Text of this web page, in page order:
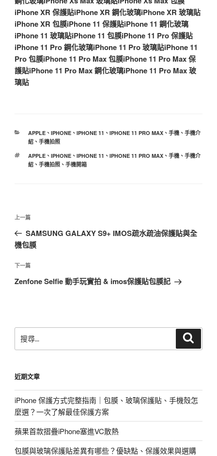
iPhone XR 保護貼iPhone XR 鋼化玻璃iPhone XR 玻璃貼
iPhone XR 包膜iPhone 11 保護貼iPhone 11 鋼化玻璃
iPhone 11 玻璃貼iPhone 11 包膜iPhone 11 Pro 保護貼
iPhone 11 Pro 鋼化玻璃iPhone 11 Pro 玻璃貼iPhone 11
Pro 包膜iPhone 11 Pro Max 包膜iPhone 11 Pro Max 保
護貼iPhone 11 Pro Max 鋼化玻璃iPhone 11 Pro Max 玻
璃貼
分
類
APPLE、 IPHONE、 IPHONE 11 、 IPHONE 11 PRO MAX、 手機、 手機介
紹、 手機拍照
標
籤
APPLE、 IPHONE、 IPHONE 11 、 IPHONE 11 PRO MAX、 手機、 手機介
紹、 手機拍照、 手機開箱
文
導
覽
上
一
篇
章
上一篇
SAMSUNG GALAXY S9+ IMOS疏水疏油保護貼與全
機包膜
下
一
下一篇
Zenfone Selfie 動手玩實拍 & imos保護貼包膜記
尋
字:
近期文章
iPhone 保護方式完整指南｜包膜、玻璃保護貼、手機殼怎
麼選？一次了解最佳保護方案
蘋果首款摺疊iPhone塞進VC散熱
包膜與玻璃保護貼差異有哪些？優缺點、保護效果與選購